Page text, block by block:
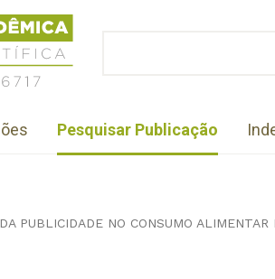
Pesquisar Publicação
PUBLICIDADE NO CONSUMO